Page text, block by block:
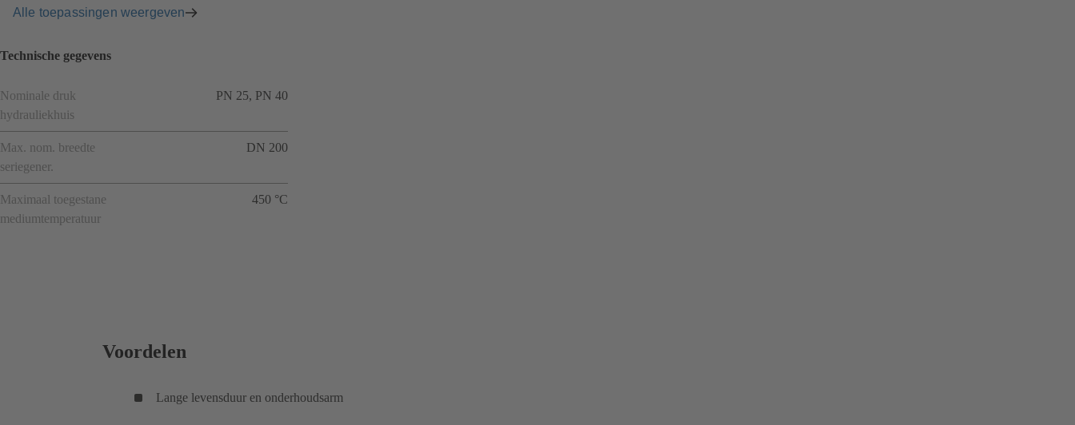
Alle toepassingen weergeven
Technische gegevens
Nominale druk
hydrauliekhuis
PN 25, PN 40
Max. nom. breedte
seriegener.
DN 200
Maximaal toegestane
mediumtemperatuur
450 °C
Voordelen
Lange levensduur en onderhoudsarm